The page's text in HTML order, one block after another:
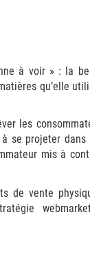
à voir » : la
qu’elle
les
projeter dans
mis à
de vente